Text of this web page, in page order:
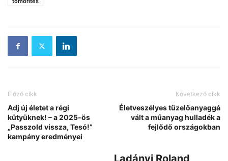
Előző cikk
Adj új életet a régi
kütyüknek! – a 2025-ös
„Passzold vissza, Tesó!”
kampány eredményei
Következő cikk
Életveszélyes tüzelőanyaggá
vált a műanyag hulladék a
fejlődő országokban
Ladányi Roland